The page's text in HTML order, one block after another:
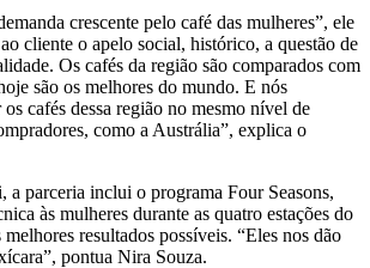
crescente pelo café das mulheres”, ele
cliente o apelo social, histórico, a questão de
Os cafés da região são comparados com
são os melhores do mundo. E nós
cafés dessa região no mesmo nível de
como a Austrália”, explica o
a parceria inclui o programa Four Seasons,
às mulheres durante as quatro estações do
resultados possíveis. “Eles nos dão
pontua Nira Souza.